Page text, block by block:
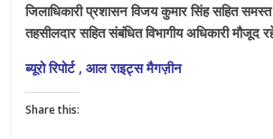
जिलाधिकारी प्रशासन विजय कुमार सिंह सहित समस्त
तहसीलदार सहित संबंधित विभागीय अधिकारी मौजूद
ब्यूरो रिपोर्ट , आल राइट्स मैगज़ीन
Share this: